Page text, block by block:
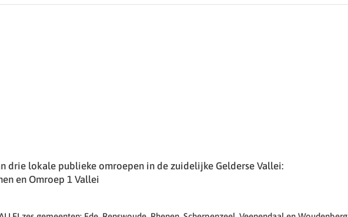
drie lokale publieke omroepen in de zuidelijke Gelderse Vallei:
en Omroep 1 Vallei